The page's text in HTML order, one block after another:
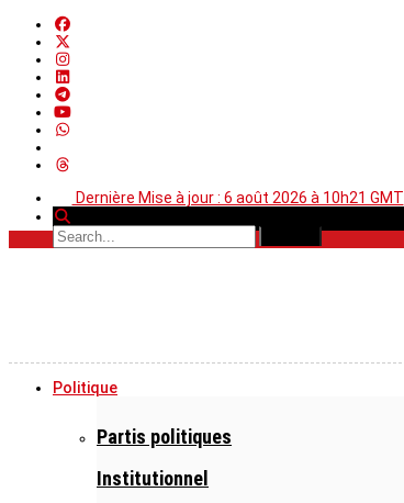
Dernière Mise à jour : 6 août 2026 à 10h21 GMT
Politique
Partis politiques
Institutionnel